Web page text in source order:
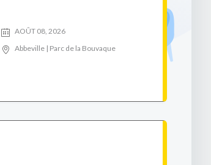
AOÛT 08, 2026
Abbeville | Parc de la Bouvaque